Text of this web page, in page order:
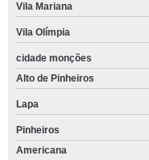
Vila Mariana
Vila Olímpia
cidade monções
Alto de Pinheiros
Lapa
Pinheiros
Americana